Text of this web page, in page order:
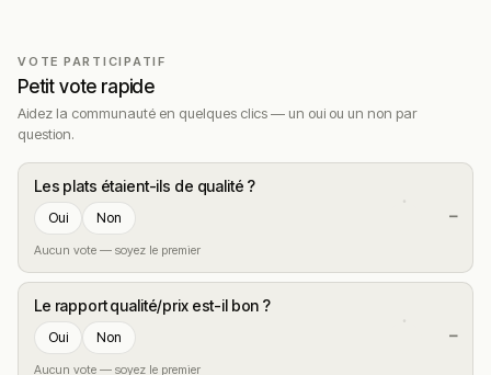
VOTE PARTICIPATIF
Petit vote rapide
Aidez la communauté en quelques clics — un oui ou un non par
question.
Les plats étaient-ils de qualité ?
Oui Non
Aucun vote — soyez le premier
—
Le rapport qualité/prix est-il bon ?
Oui Non
Aucun vote — soyez le premier
—